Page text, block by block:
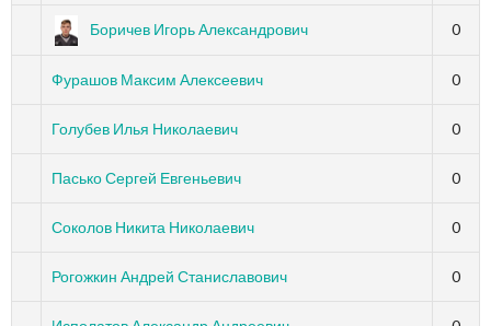
Боричев Игорь Александрович 0
Фурашов Максим Алексеевич 0
Голубев Илья Николаевич 0
Пасько Сергей Евгеньевич 0
Соколов Никита Николаевич 0
Рогожкин Андрей Станиславович 0